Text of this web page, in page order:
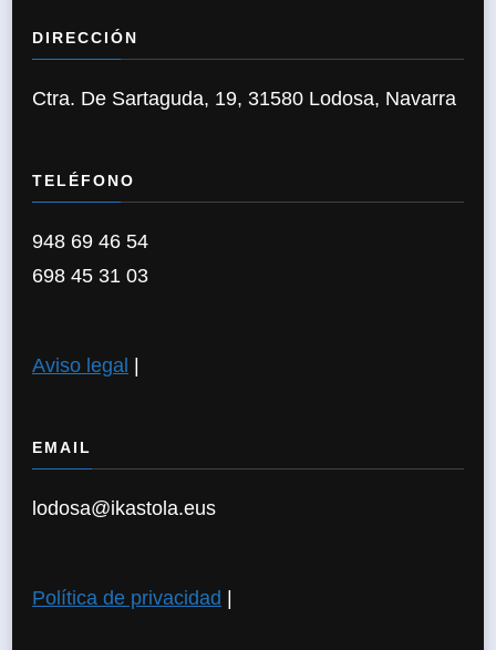
DIRECCIÓN
Ctra. De Sartaguda, 19, 31580 Lodosa, Navarra
TELÉFONO
948 69 46 54
698 45 31 03
Aviso legal
EMAIL
lodosa@ikastola.eus
Política de privacidad